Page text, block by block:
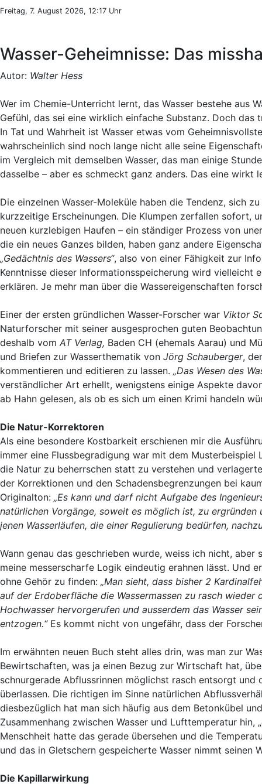
Freitag, 7. August 2026, 12:17 Uhr
Wasser-Geheimnisse: Das
Autor: Walter Hess
Wer im Chemie-Unterricht lernt, das Wasser bestehe aus
Gefühl, das sei eine wirklich einfache Substanz. Doch
In Tat und Wahrheit ist Wasser etwas vom
wahrscheinlich sind noch lange nicht alle seine
im Vergleich mit demselben Wasser, das man einige
dasselbe – aber es schmeckt ganz anders. Das eine wirkt
Die einzelnen Wasser-Moleküle haben die Tendenz, sich
kurzzeitige Erscheinungen. Die Klumpen zerfallen sofort,
neuen kurzlebigen Haufen – ein ständiger Prozess von
die ein neues Ganzes bilden, haben ganz andere
„Gedächtnis des Wassers“, also von einer Fähigkeit zur
Kenntnisse dieser Informationsspeicherung wird vielleicht
erklären. Je mehr man über die Wassereigenschaften
Einer der ersten gründlichen Wasser-Forscher war Viktor
Naturforscher mit seiner ausgesprochen guten
deshalb vom AT Verlag, Baden CH (ehemals Aarau) und
und Briefen zur Wasserthematik von Jörg Schauberger,
kommentieren und editieren zu lassen. „Das Wesen des
verständlicher Art erhellt, wenigstens einige Aspekte
ab Hahn gelesen, als ob es sich um einen Krimi handeln
Die Natur-Korrektoren
Als eine besondere Kostbarkeit erschienen mir die
immer eine Flussbegradigung war mit dem
die Natur zu beherrschen statt zu verstehen und
der Korrektionen und den Schadensbegrenzungen bei
Originalton: „Es kann und darf nicht Aufgabe des
natürlichen Vorgänge, soweit es möglich ist, zu
jenen Wasserläufen, die einer Regulierung bedürfen,
Wann genau das geschrieben wurde, weiss ich nicht,
meine messerscharfe Logik eindeutig erahnen lässt. Und
ohne Gehör zu finden: „Man sieht, dass bisher 2
auf der Erdoberfläche die Wassermassen zu rasch
Hochwasser hervorgerufen und ausserdem das Wasser
entzogen.“ Es kommt nicht von ungefähr, dass der
Im erwähnten neuen Buch steht alles drin, was man zur
Bewirtschaften, was ja einen Bezug zur Wirtschaft hat,
schnurgerade Abflussrinnen möglichst rasch entsorgt
überlassen. Die richtigen im Sinne natürlichen
diesbezüglich hat man sich häufig aus dem Betonkübel
Zusammenhang zwischen Wasser und Lufttemperatur hin, „
Menschheit hatte das gerade übersehen und die
und das in Gletschern gespeicherte Wasser nimmt seinen
Die Kapillarwirkung